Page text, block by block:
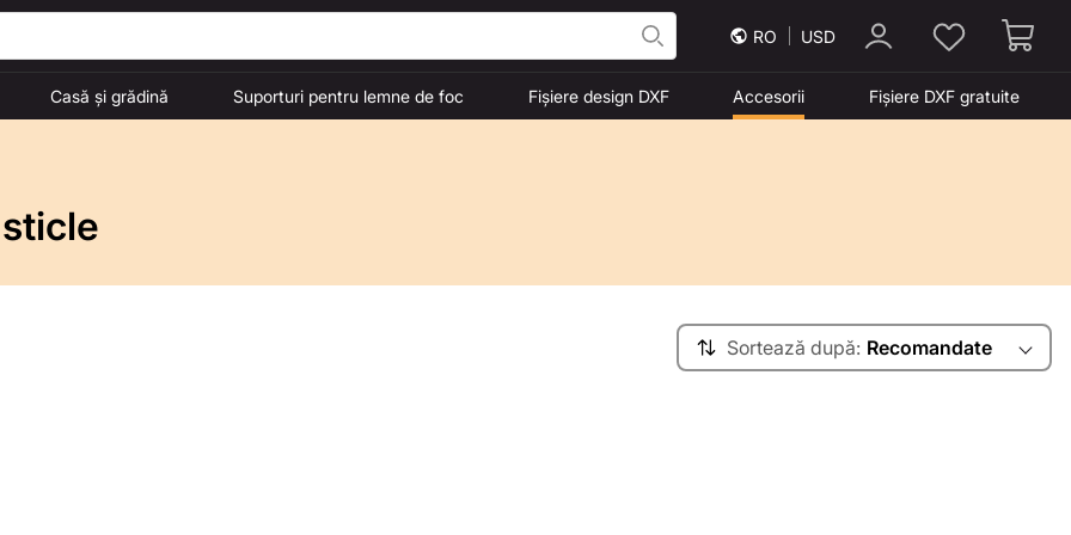
RO USD
Casă și grădină Suporturi pentru lemne de foc Fișiere design DXF Accesorii Fișiere DXF gratuite
Sortează după: Recomandate